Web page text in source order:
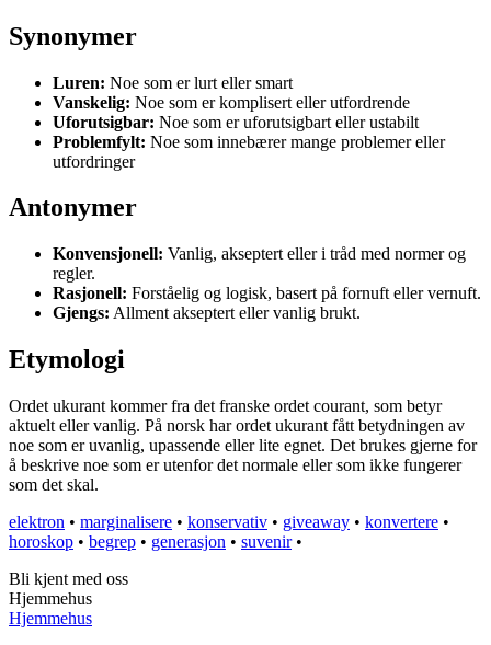
Synonymer
Luren: Noe som er lurt eller smart
Vanskelig: Noe som er komplisert eller utfordrende
Uforutsigbar: Noe som er uforutsigbart eller ustabilt
Problemfylt: Noe som innebærer mange problemer eller
utfordringer
Antonymer
Konvensjonell: Vanlig, akseptert eller i tråd med normer og
regler.
Rasjonell: Forståelig og logisk, basert på fornuft eller vernuft.
Gjengs: Allment akseptert eller vanlig brukt.
Etymologi
Ordet ukurant kommer fra det franske ordet courant, som betyr
aktuelt eller vanlig. På norsk har ordet ukurant fått betydningen av
noe som er uvanlig, upassende eller lite egnet. Det brukes gjerne for
å beskrive noe som er utenfor det normale eller som ikke fungerer
som det skal.
elektron • marginalisere • konservativ • giveaway • konvertere •
horoskop • begrep • generasjon • suvenir•
Bli kjent med oss
Hjemmehus
Hjemmehus